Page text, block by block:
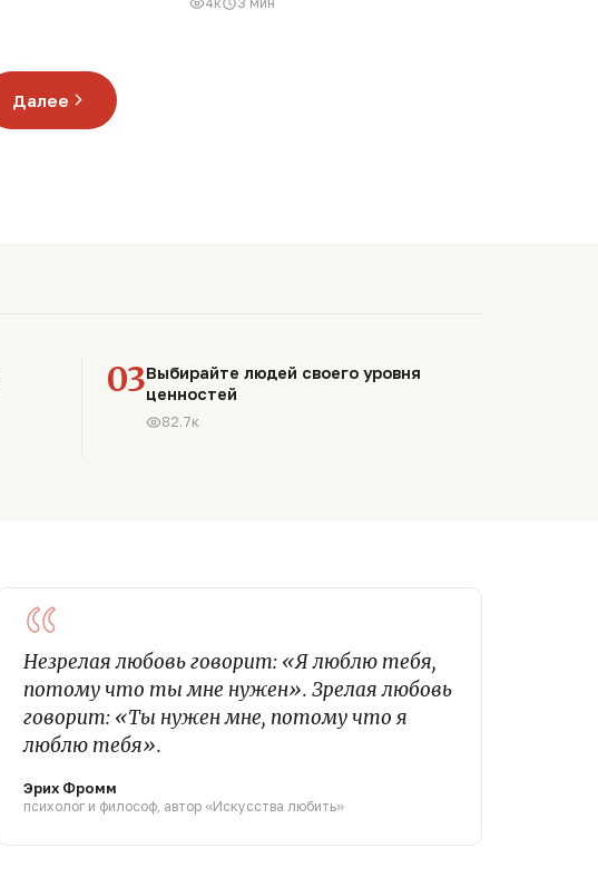
Далее
03Выбирайте людей своего уровня
ценностей
82.7к
“
Незрелая любовь говорит: «Я люблю тебя,
потому что ты мне нужен». Зрелая любовь
говорит: «Ты нужен мне, потому что я
люблю тебя».
Эрих Фромм
психолог и философ, автор «Искусства любить»